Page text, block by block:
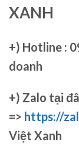
XANH
+) Hotline :
doanh
+) Zalo tại
=> https://
Việt Xanh